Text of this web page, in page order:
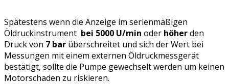
Spätestens wenn die Anzeige im serienmäßigen
Öldruckinstrument bei 5000 U/min oder höherden
Druck von 7 bar überschreitet und sich der Wert bei
Messungen mit einem externen Öldruckmessgerät
bestätigt, sollte die Pumpe gewechselt werden um keinen
Motorschaden zu riskieren.